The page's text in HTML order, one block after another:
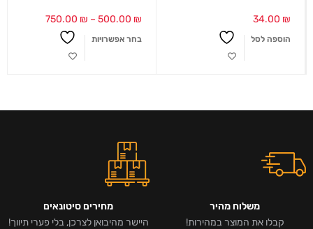
34.00 ₪
הוספה לסל
500.00 ₪
–
750.00 ₪
בחר אפשרויות
משלוח מהיר
קבלו את המוצר במהירות!
מחירים סיטונאים
היישר מהיבואן לצרכן, בלי פערי תיווך!